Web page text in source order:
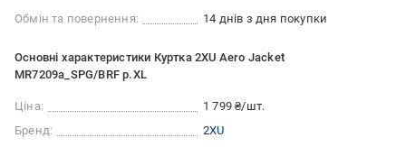
Обмін та повернення: 14 днів з дня покупки
Основні характеристики Куртка 2XU Aero Jacket
MR7209a_SPG/BRF р.XL
Ціна:
1 799 ₴/шт.
Бренд:
2XU